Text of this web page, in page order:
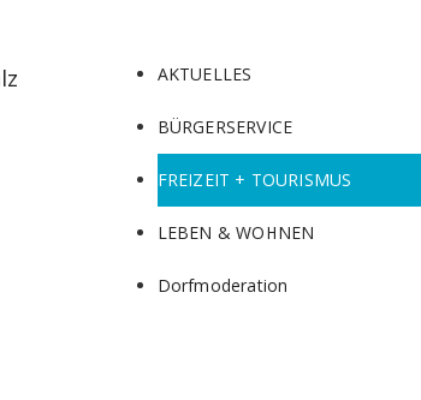
AKTUELLES
BÜRGERSERVICE
FREIZEIT + TOURISMUS
LEBEN & WOHNEN
Dorfmoderation